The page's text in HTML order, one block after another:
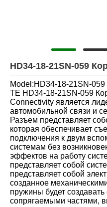
HD34-18-21SN-059
Model:HD34-18-21SN-059
TE HD34-18-21SN-059
Connectivity является
автомобильной связи и
Разъем представляет
которая обеспечивает
подключения к двум
системам без
эффектов на работу
представляет собой
представляет собой
созданное
пружины будет
сопрягаемыми частями,